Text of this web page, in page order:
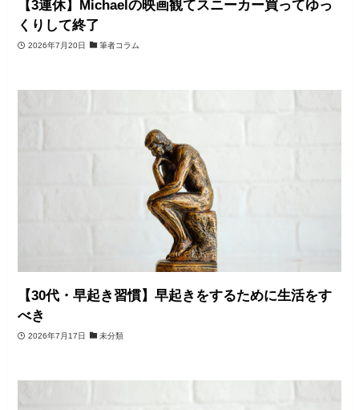
【3連休】Michaelの映画観てスニーカー買ってゆっ
くりして終了
2026年7月20日 筆者コラム
【30代・早起き習慣】早起きをするために生活をす
べき
2026年7月17日 未分類